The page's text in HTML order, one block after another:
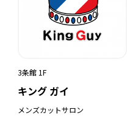
3条館 1F
キング ガイ
メンズカットサロン